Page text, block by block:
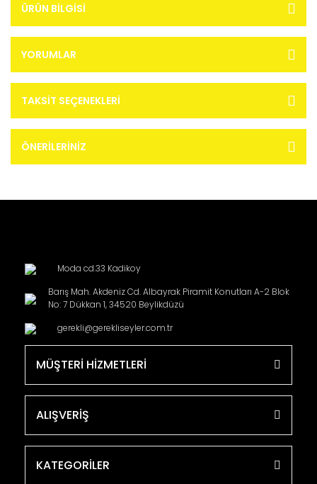
ÜRÜN BILGISI
YORUMLAR
TAKSIT SEÇENEKLERI
ÖNERILERINIZ
Moda cd.33 Kadikoy
Barış Mah. Akdeniz Cd. Albayrak Piramit Konutları A-2 Blok
No: 7 Dükkan 1, 34520 Beylikdüzü
gerekli@gerekliseyler.com.tr
MÜŞTERİ HİZMETLERİ
ALIŞVERİŞ
KATEGORİLER